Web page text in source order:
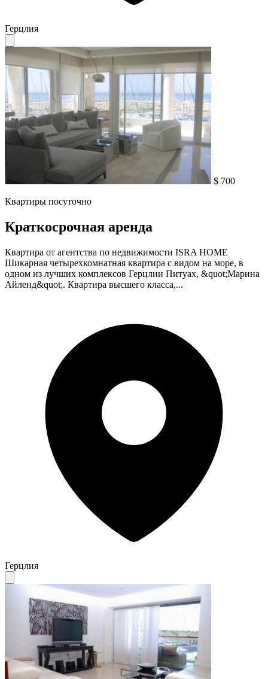
Герцлия
$ 700
Квартиры посуточно
Краткосрочная аренда
Квартира от агентства по недвижимости ISRA HOME
Шикарная четырехкомнатная квартира с видом на море, в
одном из лучших комплексов Герцлии Питуах, &quot;Марина
Айленд&quot;. Квартира высшего класса,...
Герцлия